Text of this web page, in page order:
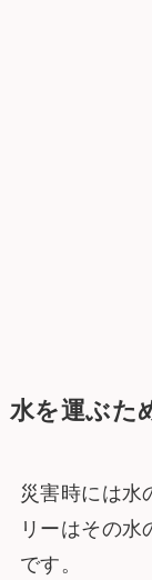
水を運ぶた
災害時には水
リーはその水
です。